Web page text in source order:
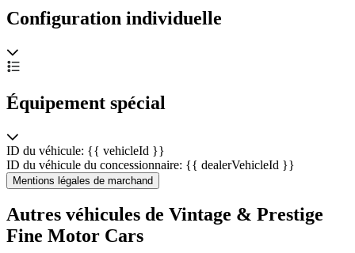
Configuration individuelle
Équipement spécial
ID du véhicule: {{ vehicleId }}
ID du véhicule du concessionnaire: {{ dealerVehicleId }}
Mentions légales de marchand
Autres véhicules de Vintage & Prestige
Fine Motor Cars